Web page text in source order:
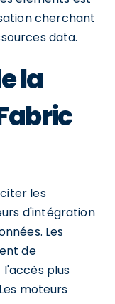
cherchant
data.
la
les
d'intégration
Les
de
plus
moteurs